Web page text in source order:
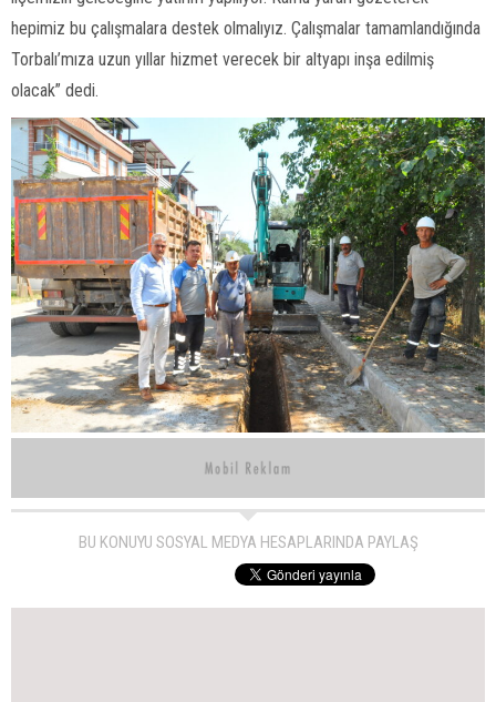
hepimiz bu çalışmalara destek olmalıyız. Çalışmalar tamamlandığında
Torbalı’mıza uzun yıllar hizmet verecek bir altyapı inşa edilmiş
olacak” dedi.
BU KONUYU SOSYAL MEDYA HESAPLARINDA PAYLAŞ